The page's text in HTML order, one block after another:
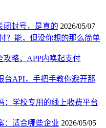
闭封号，是真的 2026/05/07
？能，但没你想的那么简单
攻略，APP内唤起支付
台API，手把手教你避开那
：学校专用的线上收费平台
：适合哪些企业 2026/05/05